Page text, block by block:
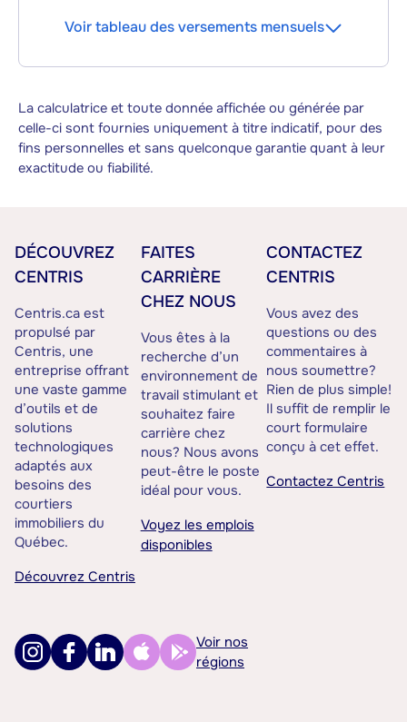
Voir tableau des versements mensuels
La calculatrice et toute donnée affichée ou générée par
celle-ci sont fournies uniquement à titre indicatif, pour des
fins personnelles et sans quelconque garantie quant à leur
exactitude ou fiabilité.
DÉCOUVREZ
CENTRIS
Centris.ca est
propulsé par
Centris, une
entreprise offrant
une vaste gamme
d’outils et de
solutions
technologiques
adaptés aux
besoins des
courtiers
immobiliers du
Québec.
Découvrez Centris
FAITES
CARRIÈRE
CHEZ NOUS
Vous êtes à la
recherche d’un
environnement de
travail stimulant et
souhaitez faire
carrière chez
nous? Nous avons
peut-être le poste
idéal pour vous.
Voyez les emplois
disponibles
CONTACTEZ
CENTRIS
Vous avez des
questions ou des
commentaires à
nous soumettre?
Rien de plus simple!
Il suffit de remplir le
court formulaire
conçu à cet effet.
Contactez Centris
Voir nos
régions